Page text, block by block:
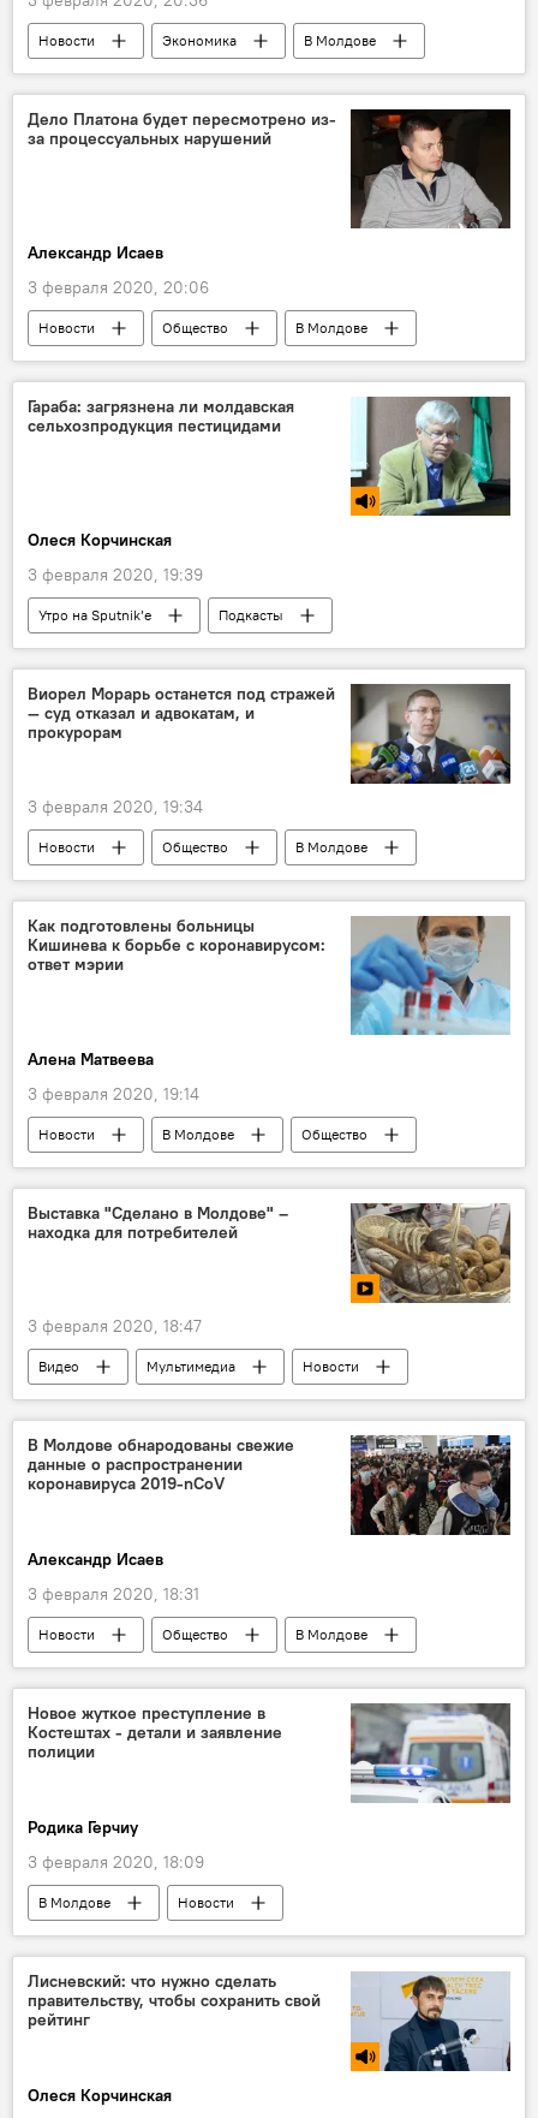
Новости Экономика
В Молдове
министерство финансов
Дело Платона будет пересмотрено из-
за процессуальных нарушений
Александр Исаев
3 февраля 2020, 20:06
Новости Общество
В Молдове
Вячеслав Платон
Гараба: загрязнена ли молдавская
сельхозпродукция пестицидами
Олеся Корчинская
3 февраля 2020, 19:39
Утро на Sputnik’e
Подкасты
Новости
Общество В Молдове
Виорел Морарь останется под стражей
— суд отказал и адвокатам, и
прокурорам
3 февраля 2020, 19:34
Новости Общество
В Молдове
Виорел Морарь
Как подготовлены больницы
Кишинева к борьбе с коронавирусом:
ответ мэрии
Алена Матвеева
3 февраля 2020, 19:14
Новости В Молдове
Общество
Коронавирус
Выставка "Сделано в Молдове" –
находка для потребителей
3 февраля 2020, 18:47
Видео Мультимедиа
Новости
В Молдове
Общество
В Молдове обнародованы свежие
данные о распространении
коронавируса 2019-nCoV
Александр Исаев
3 февраля 2020, 18:31
Новости Общество
В Молдове
Коронавирус
Новое жуткое преступление в
Костештах - детали и заявление
полиции
Родика Герчиу
3 февраля 2020, 18:09
В Молдове
Новости
Происшествия
Лисневский: что нужно сделать
правительству, чтобы сохранить свой
рейтинг
Олеся Корчинская